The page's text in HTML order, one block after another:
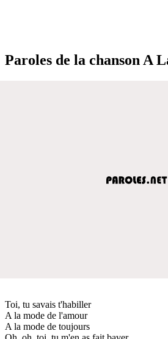
Paroles de la chanson A
Toi, tu savais t'habiller
A la mode de l'amour
A la mode de toujours